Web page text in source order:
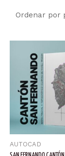
AUTOCAD